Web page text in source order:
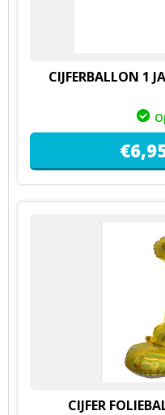
CIJFERBALLON 1
€6,
CIJFER